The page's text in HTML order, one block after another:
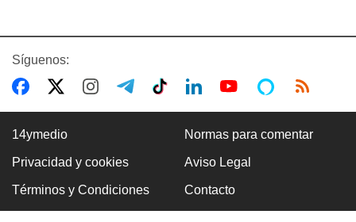
Síguenos:
14ymedio Normas para comentar
Privacidad y cookies Aviso Legal
Términos y Condiciones Contacto